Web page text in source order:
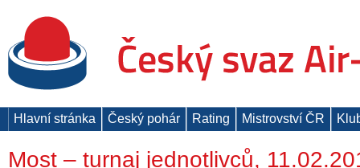
Hlavní stránka Český pohár Rating Mistrovství ČR
Most – turnaj jednotlivců,